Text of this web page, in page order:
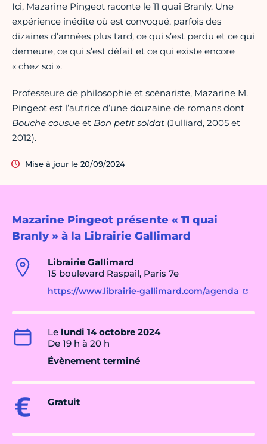
Mazarine Pingeot présente « 11 quai
Branly » à la Librairie Gallimard
Librairie Gallimard
15 boulevard Raspail, Paris 7e
https://www.librairie-gallimard.com/agenda
Le lundi 14 octobre 2024
De 19 h à 20 h
Évènement terminé
Gratuit
Ici, Mazarine Pingeot raconte le 11 quai Branly. Une
expérience inédite où est convoqué, parfois des
dizaines d’années plus tard, ce qui s’est perdu et ce qui
demeure, ce qui s’est défait et ce qui existe encore
« chez soi ».
Professeure de philosophie et scénariste, Mazarine M.
Pingeot est l’autrice d’une douzaine de romans dont
Bouche cousue et Bon petit soldat (Julliard, 2005 et
2012).
Mise à jour le 20/09/2024